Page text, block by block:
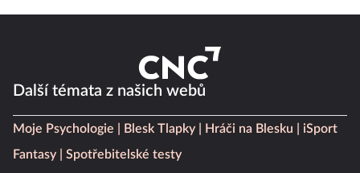
Další témata z našich webů
Moje Psychologie Blesk Tlapky Hráči na Blesku
iSport
Fantasy
Spotřebitelské testy